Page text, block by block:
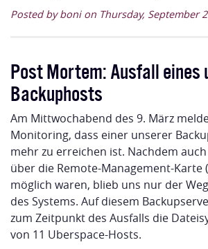
Posted by boni on Thursday, September
Post Mortem: Ausfall eines
Backuphosts
Am Mittwochabend des 9. März
Monitoring, dass einer unserer
mehr zu erreichen ist. Nachdem
über die Remote-Management-Karte
möglich waren, blieb uns nur der
des Systems. Auf diesem
zum Zeitpunkt des Ausfalls die
von 11 Uberspace-Hosts.